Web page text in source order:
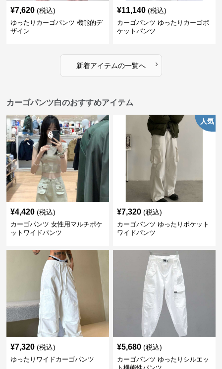
¥7,620 (税込)
ゆったりカーゴパンツ 機能的デ
ザイン
¥11,140 (税込)
カーゴパンツ ゆったりカーゴポ
ケットパンツ
新着アイテムの一覧へ ›
カーゴパンツ白のおすすめアイテム
¥4,420 (税込)
カーゴパンツ 女性用マルチポケ
ットワイドパンツ
人気
¥7,320 (税込)
カーゴパンツ ゆったりポケット
ワイドパンツ
¥7,320 (税込)
ゆったりワイドカーゴパンツ
¥5,680 (税込)
カーゴパンツ ゆったりシルエッ